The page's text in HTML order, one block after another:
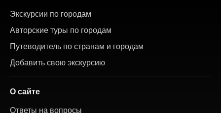
Экскурсии по городам
Авторские туры по городам
Путеводитель по странам и городам
Добавить свою экскурсию
О сайте
Ответы на вопросы